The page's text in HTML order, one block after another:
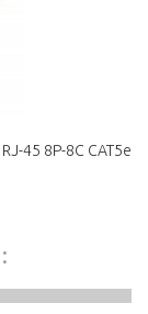
45 8P-8C CAT5e